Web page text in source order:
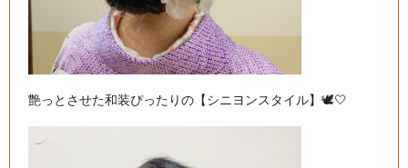
艶っとさせた和装ぴったりの【シニヨンスタイル】🕊🤍